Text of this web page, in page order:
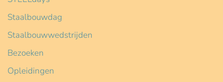
Staalbouwdag
Staalbouwwedstrijden
Bezoeken
Opleidingen